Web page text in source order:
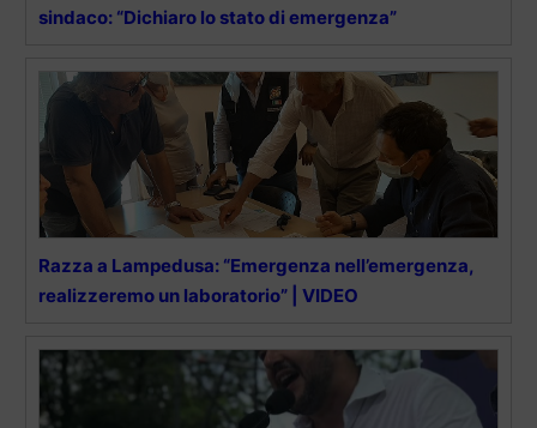
sindaco: “Dichiaro lo stato di emergenza”
Razza a Lampedusa: “Emergenza nell’emergenza,
realizzeremo un laboratorio” | VIDEO